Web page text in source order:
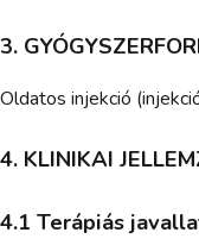
3.
Oldatos injekció
4. KLINIKAI
4.1 Terápiás